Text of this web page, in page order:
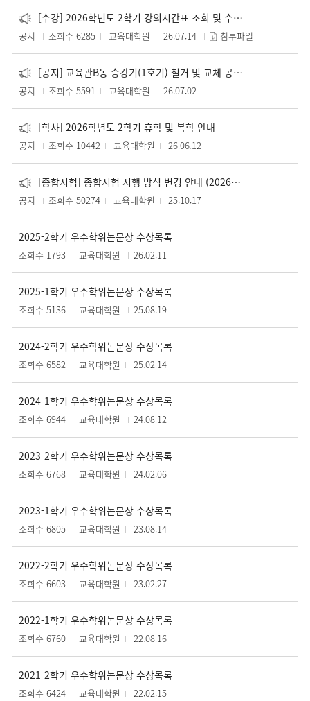
[수강] 2026학년도 2학기 강의시간표 조회 및 수강신청 안내
공지 조회수 6285 교육대학원 26.07.14 첨부파일
[공지] 교육관B동 승강기(1호기) 철거 및 교체 공사 안내
공지 조회수 5591 교육대학원 26.07.02
[학사] 2026학년도 2학기 휴학 및 복학 안내
공지 조회수 10442 교육대학원 26.06.12
[종합시험] 종합시험 시행 방식 변경 안내 (2026학년도 2학기부터)
공지 조회수 50274 교육대학원 25.10.17
2025-2학기 우수학위논문상 수상목록
조회수 1793 교육대학원 26.02.11
2025-1학기 우수학위논문상 수상목록
조회수 5136 교육대학원 25.08.19
2024-2학기 우수학위논문상 수상목록
조회수 6582 교육대학원 25.02.14
2024-1학기 우수학위논문상 수상목록
조회수 6944 교육대학원 24.08.12
2023-2학기 우수학위논문상 수상목록
조회수 6768 교육대학원 24.02.06
2023-1학기 우수학위논문상 수상목록
조회수 6805 교육대학원 23.08.14
2022-2학기 우수학위논문상 수상목록
조회수 6603 교육대학원 23.02.27
2022-1학기 우수학위논문상 수상목록
조회수 6760 교육대학원 22.08.16
2021-2학기 우수학위논문상 수상목록
조회수 6424 교육대학원 22.02.15